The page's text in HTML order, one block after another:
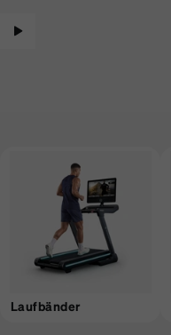
Laufbänder